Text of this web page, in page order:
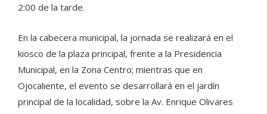
2:00 de la tarde.
En la cabecera municipal, la jornada se realizará en el
kiosco de la plaza principal, frente a la Presidencia
Municipal, en la Zona Centro; mientras que en
Ojocaliente, el evento se desarrollará en el jardín
principal de la localidad, sobre la Av. Enrique Olivares